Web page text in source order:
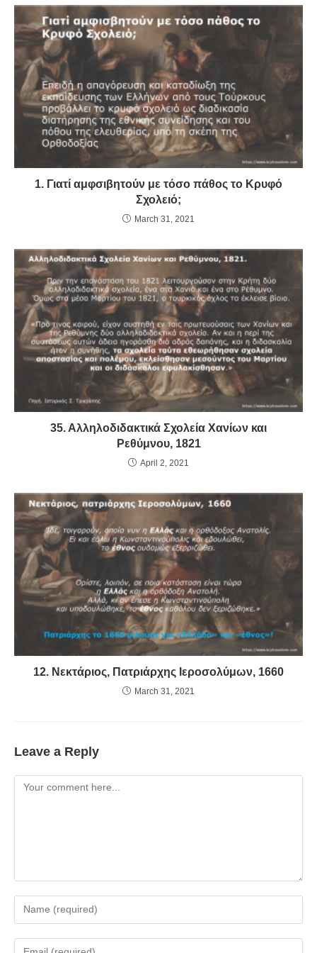
b
o
o
k
A
p
p
e
n
dl
y
1. Γιατί αμφσιβητούν με τόσο πάθος το Κρυφό
Σχολειό;
March 31, 2021
35. Αλληλοδιδακτικά Σχολεία Χανίων και
Ρεθύμνου, 1821
April 2, 2021
12. Νεκτάριος, Πατριάρχης Ιεροσολύμων, 1660
March 31, 2021
Leave a Reply
Comment
Enter
your
name
Enter